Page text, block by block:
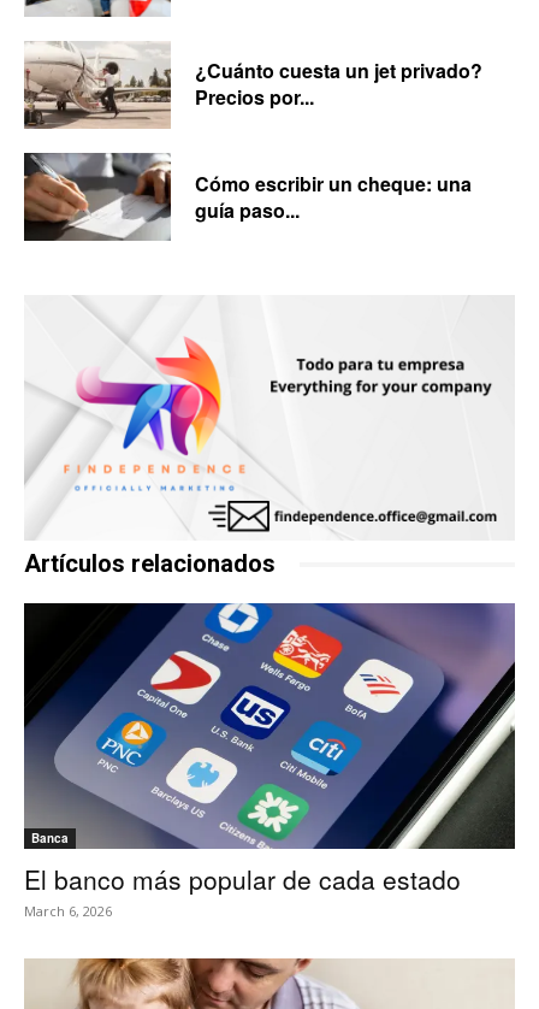
¿Cuánto cuesta un jet privado?
Precios por...
Cómo escribir un cheque: una
guía paso...
Artículos relacionados
Banca
El banco más popular de cada estado
March 6, 2026